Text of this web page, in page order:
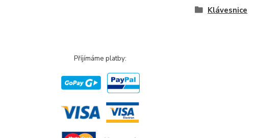
Příjímáme platby:
Klávesnice